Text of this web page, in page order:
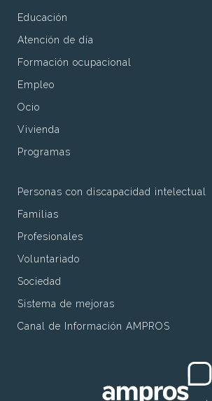
Educación
Atención de día
Formación ocupacional
Empleo
Ocio
Vivienda
Programas
Personas con discapacidad intelectual
Familias
Profesionales
Voluntariado
Sociedad
Sistema de mejoras
Canal de Información AMPROS